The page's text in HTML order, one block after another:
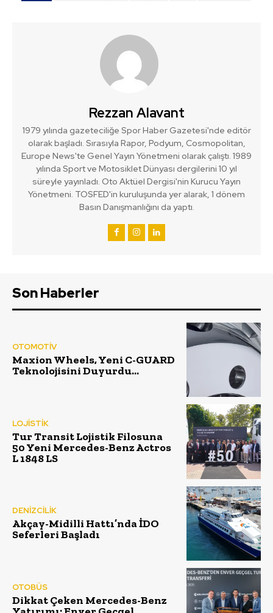
Rezzan Alavant
1979 yılında gazeteciliğe Spor Haber Gazetesi'nde editör
olarak başladı. Sırasıyla Rapor, Podyum, Cosmopolitan,
Europe News'te Genel Yayın Yönetmeni olarak çalıştı. 1989
yılında Sport ve Motosiklet Dünyası dergilerini 10 yıl
süreyle yayınladı. Oto Aktüel Dergisi'nin Kurucu Yayın
Yönetmeni. TOSFED'in kuruluşunda yer alarak, 1 dönem
Basın Danışmanlığını da yaptı.
Son Haberler
OTOMOTİV
Maxion Wheels, Yeni C-GUARD
Teknolojisini Duyurdu…
LOJİSTİK
Tur Transit Lojistik Filosuna
50 Yeni Mercedes-Benz Actros
L 1848 LS
DENİZCİLİK
Akçay-Midilli Hattı’nda İDO
Seferleri Başladı
OTOBÜS
Dikkat Çeken Mercedes-Benz